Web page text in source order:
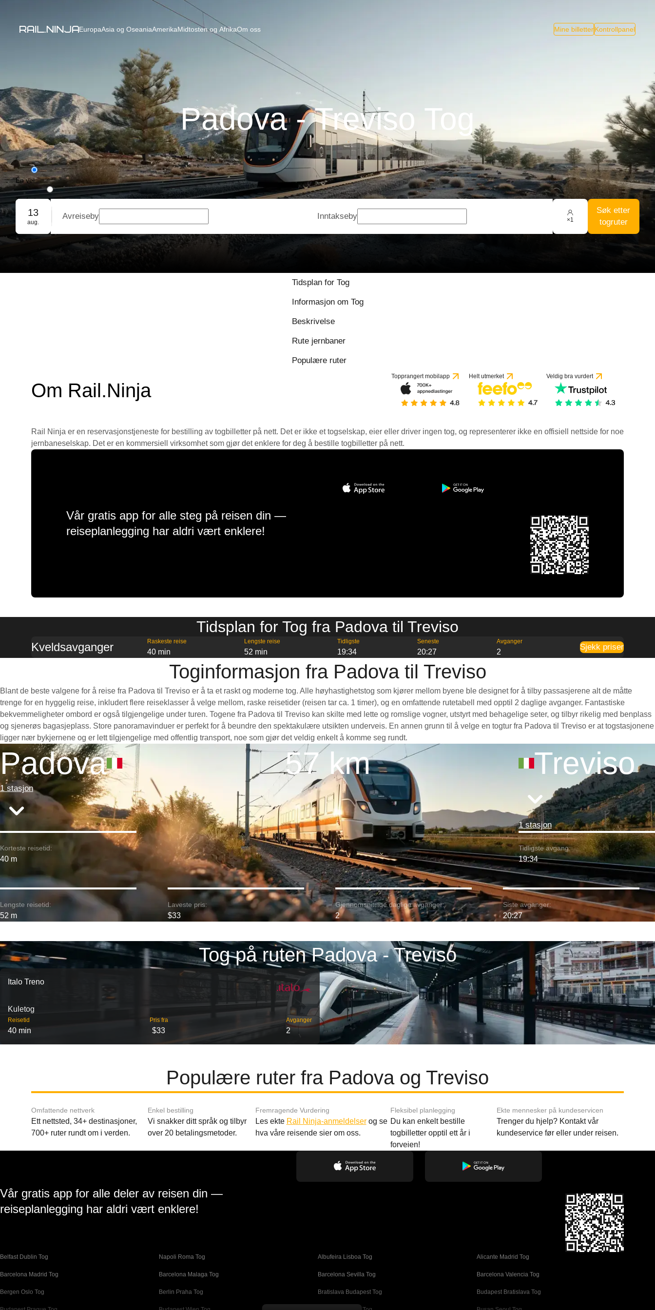
EuropaAsia og OseaniaAmerikaMidtosten og AfrikaOm oss Mine billetterKontrollpanel
Padova - Treviso Tog
Én vei
Tur/retur
Gruppebooking
13
aug.
Avreiseby Inntakseby ×1
Søk etter
togruter
Tidsplan for Tog
Informasjon om Tog
Beskrivelse
Rute jernbaner
Populære ruter
Om Rail.Ninja
Topprangert mobilapp Helt utmerket Veldig bra vurdert
Rail Ninja er en reservasjons­tjeneste for bestilling av togbilletter på nett. Det er ikke et togselskap, eier eller driver ingen tog, og representerer ikke en offisiell nettside for noe
jernbaneselskap. Det er en kommersiell virksomhet som gjør det enklere for deg å bestille togbilletter på nett.
Vår gratis app for alle steg på reisen din —
reiseplanlegging har aldri vært enklere!
Tidsplan for Tog fra Padova til Treviso
Kveldsavganger Raskeste reise
40 min
Lengste reise
52 min
Tidligste
19:34
Seneste
20:27
Avganger
2
Sjekk priser
Toginformasjon fra Padova til Treviso
Blant de beste valgene for å reise fra Padova til Treviso er å ta et raskt og moderne tog. Alle høyhastighetstog som kjører mellom byene ble designet for å tilby passasjerene alt de måtte
trenge for en hyggelig reise, inkludert flere reiseklasser å velge mellom, raske reisetider (reisen tar ca. 1 timer), og en omfattende rutetabell med opptil 2 daglige avganger. Fantastiske
bekvemmeligheter ombord er også tilgjengelige under turen. Togene fra Padova til Treviso kan skilte med lette og romslige vogner, utstyrt med behagelige seter, og tilbyr rikelig med benplass
og sjenerøs bagasjeplass. Store panoramavinduer er perfekt for å beundre den spektakulære utsikten underveis. En annen grunn til å velge en togtur fra Padova til Treviso er at togstasjonene
ligger nær bykjernene og er lett tilgjengelige med offentlig transport, noe som gjør det veldig enkelt å komme seg rundt.
Padova
1 stasjon
57 km Treviso
1 stasjon
Korteste reisetid:
40 m
Tidligste avgang:
19:34
Lengste reisetid:
52 m
Laveste pris:
$33
Gjennomsnittlige daglige avganger:
2
Siste avganger:
20:27
Tog på ruten Padova - Treviso
Italo Treno
Kuletog
Reisetid
40 min
Pris fra
$33
Avganger
2
Populære ruter fra Padova og Treviso
Omfattende nettverk
Ett nettsted, 34+ destinasjoner,
700+ ruter rundt om i verden.
Enkel bestilling
Vi snakker ditt språk og tilbyr
over 20 betalingsmetoder.
Fremragende Vurdering
Les ekte Rail Ninja-anmeldelserog se
hva våre reisende sier om oss.
Fleksibel planlegging
Du kan enkelt bestille
togbilletter opptil ett år i
forveien!
Ekte mennesker på kundeservicen
Trenger du hjelp? Kontakt vår
kundeservice før eller under reisen.
Vår gratis app for alle deler av reisen din —
reiseplanlegging har aldri vært enklere!
Belfast Dublin Tog Napoli Roma Tog Albufeira Lisboa Tog Alicante Madrid Tog
Barcelona Madrid Tog Barcelona Malaga Tog Barcelona Sevilla Tog Barcelona Valencia Tog
Bergen Oslo Tog Berlin Praha Tog Bratislava Budapest Tog Budapest Bratislava Tog